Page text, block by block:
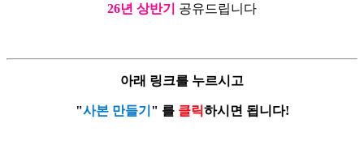
26년 상반기 공유드립니다
아래 링크를 누르시고
"사본 만들기 " 를 클릭하시면 됩니다!